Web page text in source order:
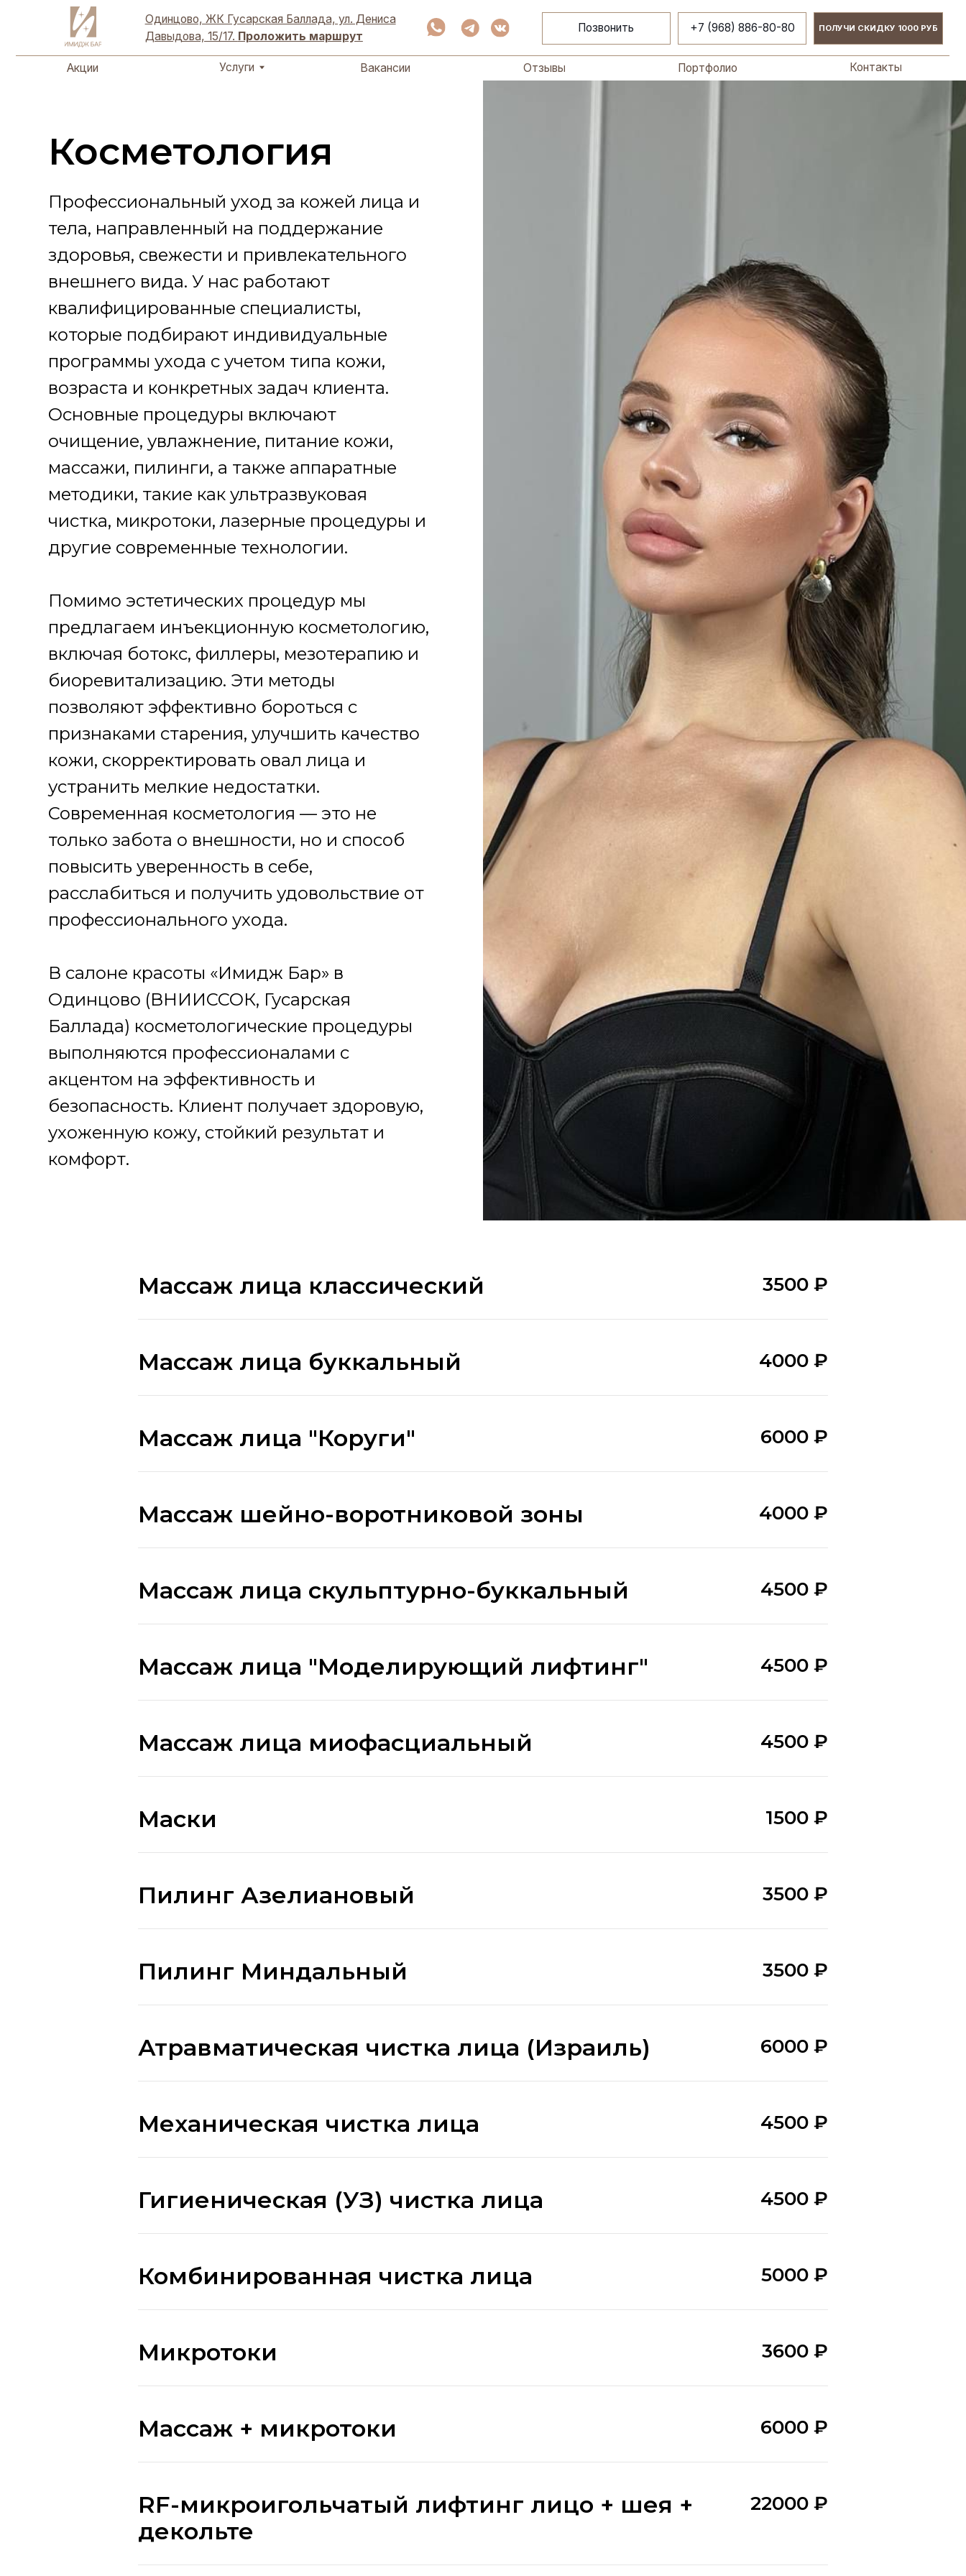
Одинцово, ЖК Гусарская Баллада, ул. Дениса
Давыдова, 15/17.Проложить маршрут
+7 (968) 886-80-80 ПОЛУЧИ СКИДКУ 1000 РУБ
Акции Вакансии Контакты
Услуги
Акции Вакансии Портфолио Контакты
Услуги
Косметология
Профессиональный уход за кожей лица и
тела, направленный на поддержание
здоровья, свежести и привлекательного
внешнего вида. У нас работают
квалифицированные специалисты,
которые подбирают индивидуальные
программы ухода с учетом типа кожи,
возраста и конкретных задач клиента.
Основные процедуры включают
очищение, увлажнение, питание кожи,
массажи, пилинги, а также аппаратные
методики, такие как ультразвуковая
чистка, микротоки, лазерные процедуры и
другие современные технологии.
Помимо эстетических процедур мы
предлагаем инъекционную косметологию,
включая ботокс, филлеры, мезотерапию и
биоревитализацию. Эти методы
позволяют эффективно бороться с
признаками старения, улучшить качество
кожи, скорректировать овал лица и
устранить мелкие недостатки.
Современная косметология — это не
только забота о внешности, но и способ
повысить уверенность в себе,
расслабиться и получить удовольствие от
профессионального ухода.
В салоне красоты «Имидж Бар» в
Одинцово (ВНИИССОК, Гусарская
Баллада) косметологические процедуры
выполняются профессионалами с
акцентом на эффективность и
безопасность. Клиент получает здоровую,
ухоженную кожу, стойкий результат и
комфорт.
Массаж лица классический 3500 ₽
Массаж лица буккальный 4000 ₽
Массаж лица "Коруги" 6000 ₽
Массаж шейно-воротниковой зоны 4000 ₽
Массаж лица скульптурно-буккальный 4500 ₽
Массаж лица "Моделирующий лифтинг" 4500 ₽
Массаж лица миофасциальный 4500 ₽
Маски 1500 ₽
Пилинг Азелиановый 3500 ₽
Пилинг Миндальный 3500 ₽
Атравматическая чистка лица (Израиль) 6000 ₽
Механическая чистка лица 4500 ₽
Гигиеническая (УЗ) чистка лица 4500 ₽
Комбинированная чистка лица 5000 ₽
Микротоки 3600 ₽
Массаж + микротоки 6000 ₽
RF-микроигольчатый лифтинг лицо + шея +
декольте
22000 ₽